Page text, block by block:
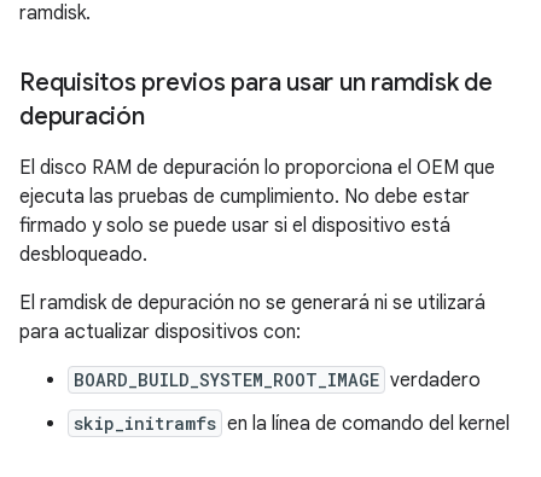
ramdisk.
Requisitos previos para usar un ramdisk de
depuración
El disco RAM de depuración lo proporciona el OEM que
ejecuta las pruebas de cumplimiento. No debe estar
firmado y solo se puede usar si el dispositivo está
desbloqueado.
El ramdisk de depuración no se generará ni se utilizará
para actualizar dispositivos con:
BOARD_BUILD_SYSTEM_ROOT_IMAGE verdadero
skip_initramfs en la línea de comando del kernel